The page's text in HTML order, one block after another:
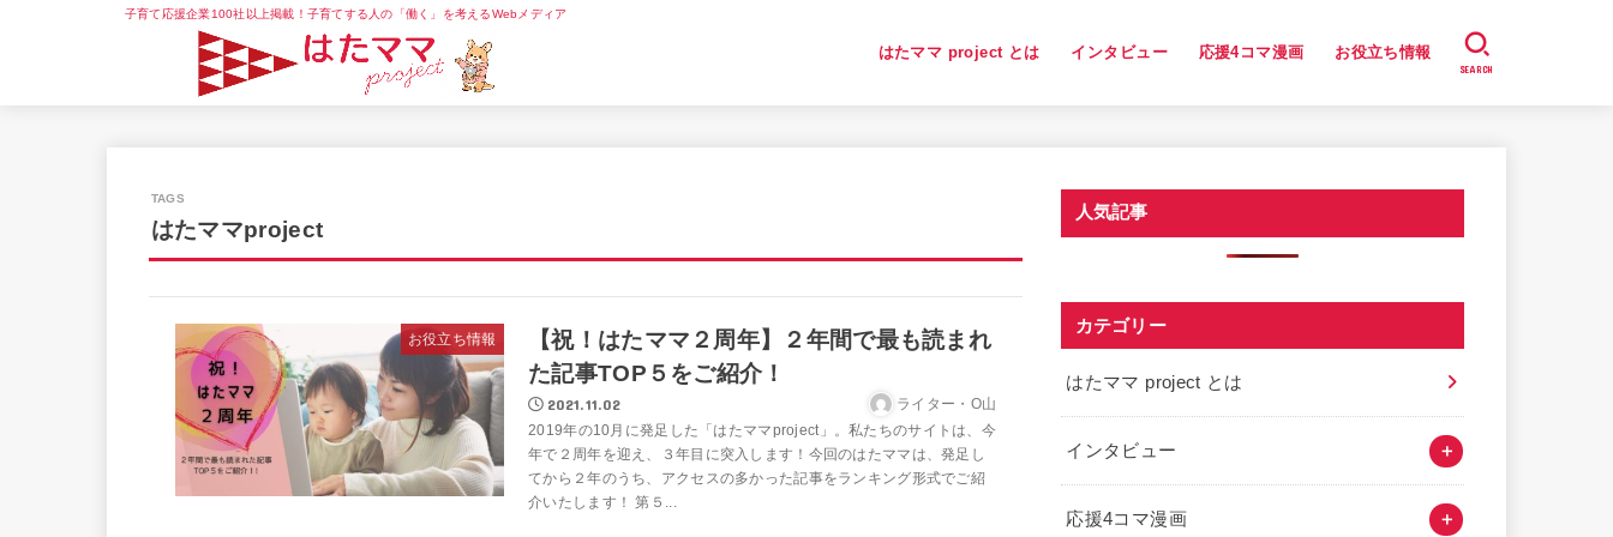
子育て応援企業100社以上掲載！子育てする人の「働く」を考えるWebメディア
はたママ project とは インタビュー 応援4コマ漫画 お役立ち情報
SEARCH
はたママproject
お役立ち情報
【祝！はたママ２周年】２年間で最も読まれ
た記事TOP５をご紹介！
2021.11.02 ライター・O山
2019年の10月に発足した「はたママproject」。私たちのサイトは、今
年で２周年を迎え、３年目に突入します！今回のはたママは、発足し
てから２年のうち、アクセスの多かった記事をランキング形式でご紹
介いたします！ 第５...
人気記事
カテゴリー
はたママ project とは
インタビュー
応援4コマ漫画